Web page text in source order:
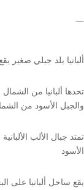
—
ألبانيا بلد جبلي
تحدها ألبانيا من
والجبل الأسود من
تمتد جبال الألب
الأسود
يقع ساحل ألبانيا على